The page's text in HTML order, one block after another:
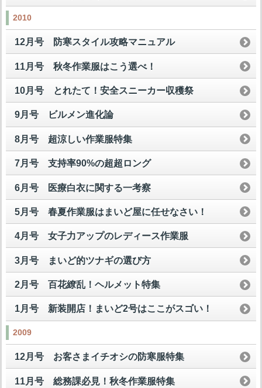
2010
12月号 防寒スタイル攻略マニュアル
11月号 秋冬作業服はこう選べ！
10月号 とれたて！安全スニーカー収穫祭
9月号 ビルメン進化論
8月号 超涼しい作業服特集
7月号 支持率90%の超超ロング
6月号 医療白衣に関する一考察
5月号 春夏作業服はまいど屋に任せなさい！
4月号 女子力アップのレディース作業服
3月号 まいど的ツナギの選び方
2月号 百花繚乱！ヘルメット特集
1月号 新装開店！まいど2号はここがスゴい！
2009
12月号 お客さまイチオシの防寒服特集
11月号 総務課必見！秋冬作業服特集